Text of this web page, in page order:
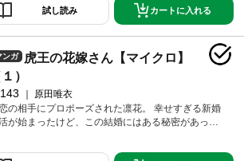
も通りドM男子まんがを堪能していると、同じクラス
様男子・鳴川琉生と鉢合わせてしまい！？ 彼が自
々に強気なドS発言をするほど泣かせたくなる！ ぐ
ょぐしょにされて泣かされちゃう姿…きっとかわい
決まってる…鳴川くんには…絶対に素質がある―
純真な攻め女子×強気な受け男子の新時代青春ラ
！待望の第12巻配信。
試し読み カートに入れる
ンガ
虎王の花嫁さん【マイクロ】
１）
原田唯衣
の相手にプロポーズされた凛花。 幸せすぎる新婚
が始まったけど、この結婚にはある秘密があって